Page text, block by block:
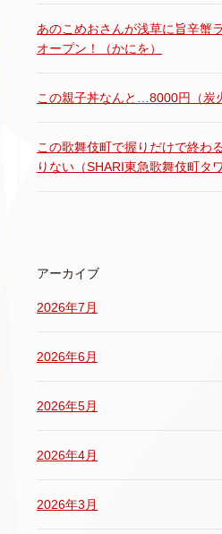
あのこめおさんが浅草に旨辛蟹
オープン！（かにを）
この親子丼なんと…8000円（炭
この歌舞伎町で握りだけで終わ
りない（SHARI東急歌舞伎町タ
アーカイブ
2026年7月
2026年6月
2026年5月
2026年4月
2026年3月